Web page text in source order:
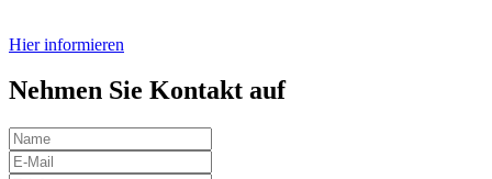
Hier informieren
Nehmen Sie Kontakt auf